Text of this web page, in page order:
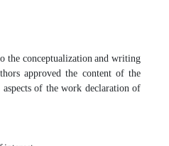
the conceptualization and writing
approved the content of the
of the work declaration of